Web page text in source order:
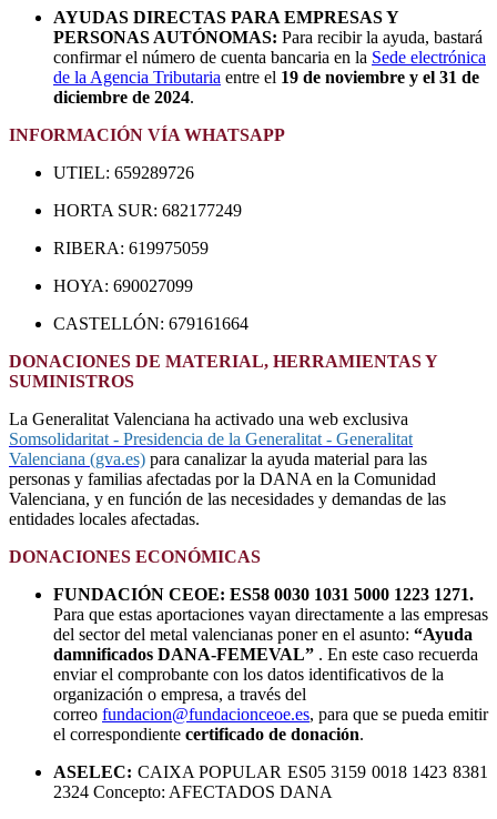
AYUDAS DIRECTAS PARA EMPRESAS Y
PERSONAS AUTÓNOMAS: Para recibir la ayuda, bastará
confirmar el número de cuenta bancaria en la Sede electrónica
de la Agencia Tributaria entre el 19 de noviembre y el 31 de
diciembre de 2024.
INFORMACIÓN VÍA WHATSAPP
UTIEL: 659289726
HORTA SUR: 682177249
RIBERA: 619975059
HOYA: 690027099
CASTELLÓN: 679161664
DONACIONES DE MATERIAL, HERRAMIENTAS Y
SUMINISTROS
La Generalitat Valenciana ha activado una web exclusiva
Somsolidaritat - Presidencia de la Generalitat - Generalitat
Valenciana (gva.es) para canalizar la ayuda material para las
personas y familias afectadas por la DANA en la Comunidad
Valenciana, y en función de las necesidades y demandas de las
entidades locales afectadas.
DONACIONES ECONÓMICAS
FUNDACIÓN CEOE: ES58 0030 1031 5000 1223 1271.
Para que estas aportaciones vayan directamente a las empresas
del sector del metal valencianas poner en el asunto: “Ayuda
damnificados DANA-FEMEVAL” . En este caso recuerda
enviar el comprobante con los datos identificativos de la
organización o empresa, a través del
correo fundacion@fundacionceoe.es, para que se pueda emitir
el correspondiente certificado de donación.
ASELEC: CAIXA POPULAR ES05 3159 0018 1423 8381
2324 Concepto: AFECTADOS DANA